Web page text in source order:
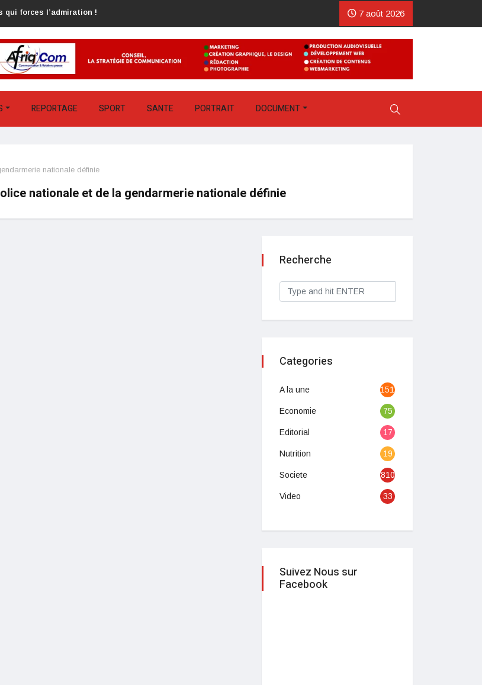
qui forces l’admiration ! 7 août 2026
REPORTAGE SPORT SANTE PORTRAIT DOCUMENT
nationale définie
nationale et de la gendarmerie nationale définie
Recherche
Categories
A la une 1513
Economie 75
Editorial 17
Nutrition 19
Societe 810
Video 33
Suivez Nous sur
Facebook